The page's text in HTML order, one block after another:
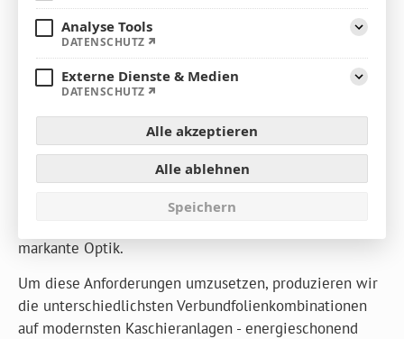
Kaschierung für Festigkeit
und Optik
Die Anforderungen an Verpackungen nehmen mit stei­­
gender Komplexität der Produkte stetig zu. So leisten
Verpackungsfolien und Folienverpackungen eine
Vielzahl an intelligenten Funktionen, die für das
Produkt wichtig sind - wie Barriere­eigenschaften,
markante Optik.
Um diese Anforderungen umzu­set­zen, produzieren wir
die unterschiedlichsten Verbundfolien­kombinationen
auf modernsten Kaschier­anlagen - energieschonend
Analyse Tools
DATENSCHUTZ
Externe Dienste & Medien
DATENSCHUTZ
Alle akzeptieren
Alle ablehnen
Speichern